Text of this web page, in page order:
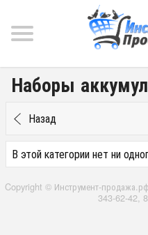
Наборы
Назад
В этой категории нет ни
Copyright © Инструмент-
343-62-42,